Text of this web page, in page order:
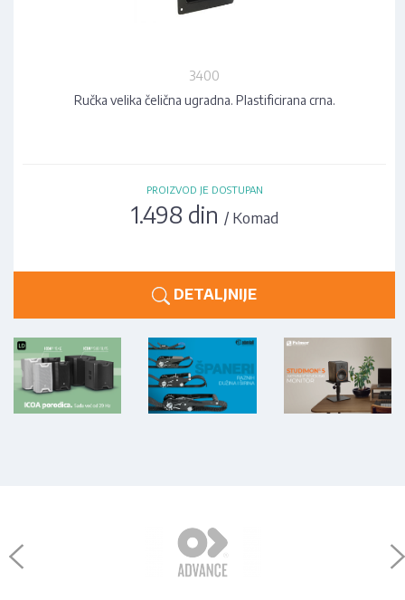
3400
Ručka velika čelična ugradna. Plastificirana crna.
PROIZVOD JE DOSTUPAN
1.498 din / Komad
DETALJNIJE